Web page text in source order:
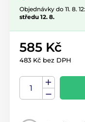
Objednávky do 11. 8.
středu 12. 8.
585 Kč
483 Kč bez DPH